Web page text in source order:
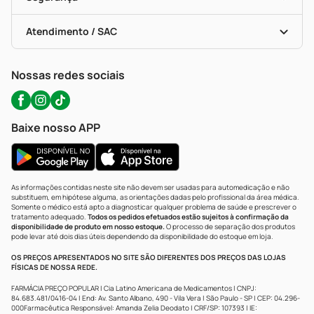
Troca E Devolução
Bulas De A A Z
Políticas De Marketplace
Testes Rápidos
Autoteste Covid-19
Certificado De Segurança
Portal Da Privacidade
Atendimento / SAC
WhatsApp (47) 9202-1687
Nossas redes sociais
Baixe nosso APP
As informações contidas neste site não devem ser usadas para automedicação e não
substituem, em hipótese alguma, as orientações dadas pelo profissional da área médica.
Somente o médico está apto a diagnosticar qualquer problema de saúde e prescrever o
tratamento adequado. Todos os pedidos efetuados estão sujeitos à confirmação da
disponibilidade de produto em nosso estoque.O processo de separação dos produtos
pode levar até dois dias úteis dependendo da disponibilidade do estoque em loja.
OS PREÇOS APRESENTADOS NO SITE SÃO DIFERENTES DOS PREÇOS DAS LOJAS
FÍSICAS DE NOSSA REDE.
FARMÁCIA PREÇO POPULAR | Cia Latino Americana de Medicamentos | CNPJ:
84.683.481/0416-04 | End: Av. Santo Albano, 490 - Vila Vera | São Paulo - SP | CEP: 04.296-
000Farmacêutica Responsável: Amanda Zelia Deodato | CRF/SP: 107393 | IE: